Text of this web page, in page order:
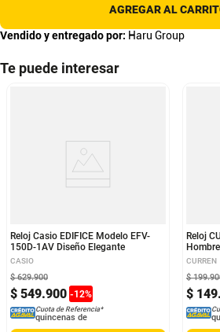
AGREGAR AL
Vendido y entregado por: Haru Group
Te puede interesar
Reloj Casio EDIFICE Modelo EFV-
150D-1AV Diseño Elegante
CASIO
$ 549.900 -12%
$ 629.900
Cuota de Referencia*
quincenas de
Reloj
CURREN
$ 149.
$ 199.